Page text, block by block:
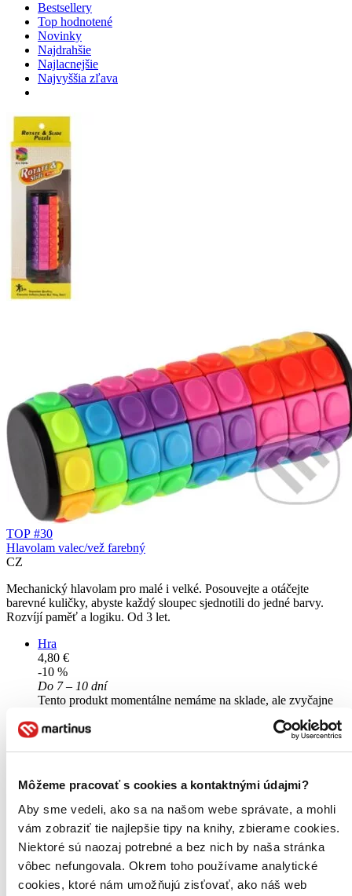
Môžeme pracovať s cookies a kontaktnými údajmi?
Aby sme vedeli, ako sa na našom webe správate, a mohli
vám zobraziť tie najlepšie tipy na knihy, zbierame cookies.
Niektoré sú naozaj potrebné a bez nich by naša stránka
vôbec nefungovala. Okrem toho používame analytické
cookies, ktoré nám umožňujú zisťovať, ako náš web
Bestsellery
Top hodnotené
Novinky
Najdrahšie
Najlacnejšie
Najvyššia zľava
TOP #30
Hlavolam valec/vež farebný
CZ
Mechanický hlavolam pro malé i velké. Posouvejte a otáčejte
barevné kuličky, abyste každý sloupec sjednotili do jedné barvy.
Rozvíjí paměť a logiku. Od 3 let.
Hra
4,80 €
-10 %
Do 7 – 10 dní
Tento produkt momentálne nemáme na sklade, ale zvyčajne
posnažíme sa aj trochu rýchlejšie!